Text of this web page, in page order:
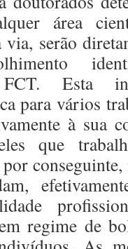
área
via, serão
Esta
para vários
à sua
que
regime de